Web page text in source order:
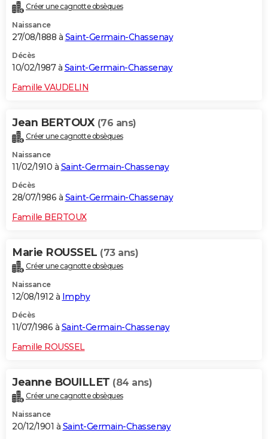
Créer une cagnotte obsèques
Naissance
27/08/1888 à Saint-Germain-Chassenay
Décès
10/02/1987 à Saint-Germain-Chassenay
Famille VAUDELIN
Jean BERTOUX (76 ans)
Créer une cagnotte obsèques
Naissance
11/02/1910 à Saint-Germain-Chassenay
Décès
28/07/1986 à Saint-Germain-Chassenay
Famille BERTOUX
Marie ROUSSEL (73 ans)
Créer une cagnotte obsèques
Naissance
12/08/1912 à Imphy
Décès
11/07/1986 à Saint-Germain-Chassenay
Famille ROUSSEL
Jeanne BOUILLET (84 ans)
Créer une cagnotte obsèques
Naissance
20/12/1901 à Saint-Germain-Chassenay